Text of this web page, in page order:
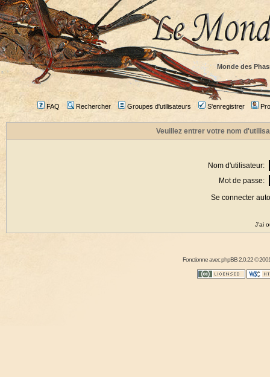
Monde des
FAQ Rechercher Groupes d'utilisateurs S'enregistrer
Veuillez entrer votre nom
Nom d'utilisateur:
Mot de passe:
Se connecter
J'ai
Fonctionne avecphpBB2.0.22 ©